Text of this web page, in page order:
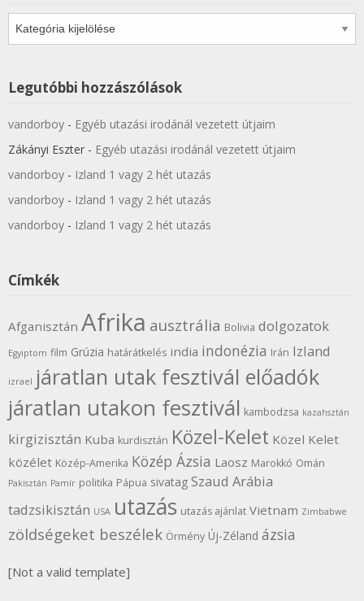
Kategóriák
Legutóbbi hozzászólások
vandorboy - Egyéb utazási irodánál vezetett útjaim
Zákányi Eszter - Egyéb utazási irodánál vezetett útjaim
vandorboy - Izland 1 vagy 2 hét utazás
vandorboy - Izland 1 vagy 2 hét utazás
vandorboy - Izland 1 vagy 2 hét utazás
Címkék
Afganisztán Afrika ausztrália Bolivia dolgozatok
Egyiptom film Grúzia határátkelés india indonézia Irán Izland
izrael járatlan utak fesztivál előadók
járatlan utakon fesztivál kambodzsa kazahsztán
kirgizisztán Kuba kurdisztán Közel-Kelet Közel Kelet
közélet Közép-Amerika Közép Ázsia Laosz Marokkó Omán
Pakisztán Pamír politika Pápua sivatag Szaud Arábia
tadzsikisztán USA utazás utazás ajánlat Vietnam Zimbabwe
zöldségeket beszélek Örmény Új-Zéland ázsia
[Not a valid template]